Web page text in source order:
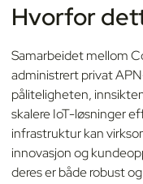
Hvorfor
Samarbeidet mellom
administrert privat
påliteligheten,
skalere IoT-løsninger
infrastruktur kan
innovasjon og
deres er både robust